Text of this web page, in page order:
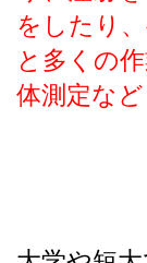
をしたり
と多くの
体測定など